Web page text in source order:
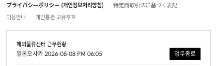
プライバシーポリシー (개인정보처리방침)
特定商取引法に基づく表記
이용안내
개인통관 고유부호
해외물류센터 근무현황
일본오사카 2026-08-08 PM 06:05 업무종료